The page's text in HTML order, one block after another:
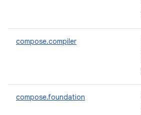
compose.compiler
compose.foundation